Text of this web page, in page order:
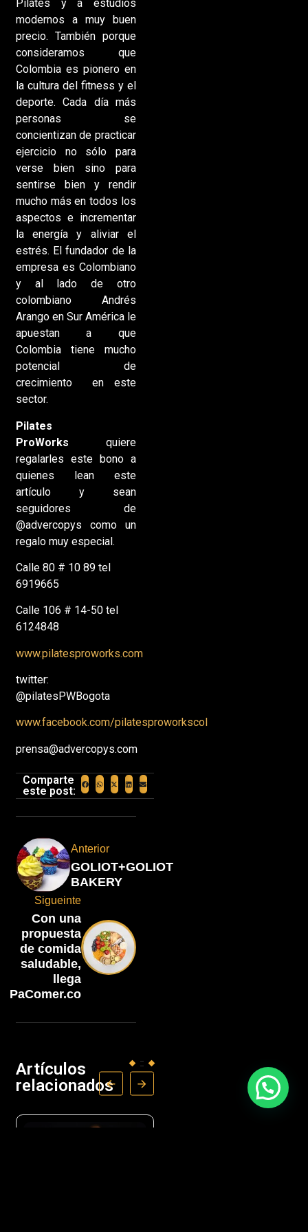
Pilates y a estudios
modernos a muy buen
precio. También porque
consideramos que
Colombia es pionero en
la cultura del fitness y el
deporte. Cada día más
personas se
concientizan de practicar
ejercicio no sólo para
verse bien sino para
sentirse bien y rendir
mucho más en todos los
aspectos e incrementar
la energía y aliviar el
estrés. El fundador de la
empresa es Colombiano
y al lado de otro
colombiano Andrés
Arango en Sur América le
apuestan a que
Colombia tiene mucho
potencial de
crecimiento en este
sector.
Pilates
ProWorks quiere
regalarles este bono a
quienes lean este
artículo y sean
seguidores de
@advercopys como un
regalo muy especial.
Calle 80 # 10 89 tel
6919665
Calle 106 # 14-50 tel
6124848
www.pilatesproworks.com
twitter:
@pilatesPWBogota
www.facebook.com/pilatesproworkscol
prensa@advercopys.com
Comparte
este post:
Anterior
GOLIOT+GOLIOT
BAKERY
Sigueinte
Con una
propuesta
de comida
saludable,
llega
PaComer.co
Artículos
relacionados